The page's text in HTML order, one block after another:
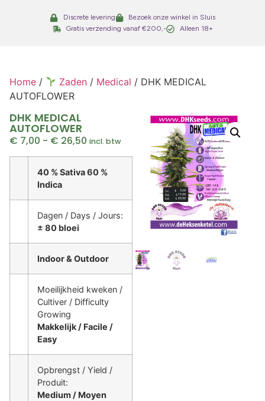
Discrete levering
Bezoek onze winkel in Sluis
Gratis verzending vanaf €200,-
Alleen 18+
Home / Zaden / Medical / DHK MEDICAL
AUTOFLOWER
DHK MEDICAL
AUTOFLOWER
€ 7,00 - € 26,50 incl. btw
40 % Sativa 60 %
Indica
Dagen / Days / Jours:
± 80 bloei
Indoor & Outdoor
Moeilijkheid kweken /
Cultiver / Difficulty
Growing
Makkelijk / Facile /
Easy
Opbrengst / Yield /
Produit:
Medium / Moyen